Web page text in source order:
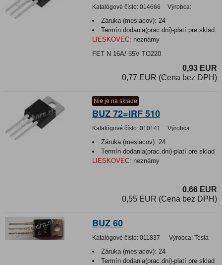
Katalógové číslo: 014666 Výrobca:
Záruka (mesiacov): 24
Termín dodania(prac.dni)-platí pre sklad
LIESKOVEC: neznámy
FET N 16A/ 55V TO220
0,93 EUR
0,77 EUR (Cena bez DPH)
Nie je na sklade
BUZ 72=IRF 510
Katalógové číslo: 010141 Výrobca:
Záruka (mesiacov): 24
Termín dodania(prac.dni)-platí pre sklad
LIESKOVEC: neznámy
0,66 EUR
0,55 EUR (Cena bez DPH)
BUZ 60
Katalógové číslo: 011837- Výrobca: Tesla
Záruka (mesiacov): 24
Termín dodania(prac.dni)-platí pre sklad